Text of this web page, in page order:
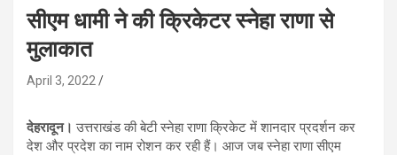
सीएम धामी ने की क्रिकेटर स्नेहा राणा से
मुलाकात
April 3, 2022
देहरादून। उत्तराखंड की बेटी स्नेहा राणा क्रिकेट में शानदार प्रदर्शन कर
देश और प्रदेश का नाम रोशन कर रही हैं। आज जब स्नेहा राणा सीएम